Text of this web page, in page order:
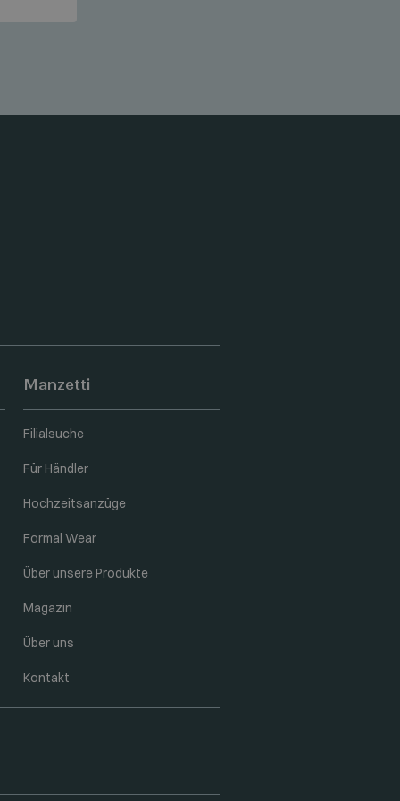
Manzetti
Filialsuche
Für Händler
Hochzeitsanzüge
Formal Wear
Über unsere Produkte
Magazin
Über uns
Kontakt